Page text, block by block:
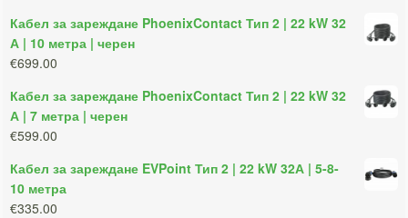
Кабел за зареждане PhoenixContact Тип 2 | 22 kW 32
А | 10 метра | черен
€699.00
Кабел за зареждане PhoenixContact Тип 2 | 22 kW 32
А | 7 метра | черен
€599.00
Кабел за зареждане EVPoint Тип 2 | 22 kW 32А | 5-8-
10 метра
€335.00